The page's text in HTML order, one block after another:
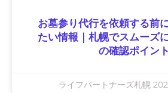
お墓参り代行を依頼する前
たい情報｜札幌でスムーズ
の確認ポイント
ライフパートナーズ札幌